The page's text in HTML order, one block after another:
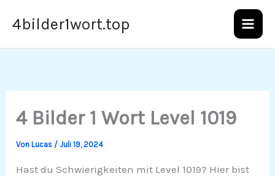
Inhalt
4bilder1wort.top
4 Bilder 1 Wort Level 1019
VonLucas /Juli 19, 2024
Hast du Schwierigkeiten mit Level 1019? Hier bist